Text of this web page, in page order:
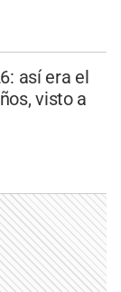
así era el
visto a